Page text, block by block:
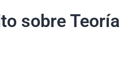
sobre Teoría